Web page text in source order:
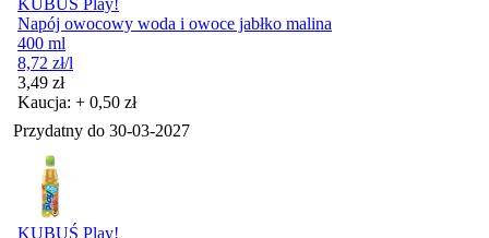
KUBUŚ Play!
Napój owocowy woda i owoce jabłko malina
400 ml
8,72 zł/l
Cena
3,49 zł
Kaucja: + 0,50 zł
Przydatny do 30-03-2027
KUBUŚ Play!